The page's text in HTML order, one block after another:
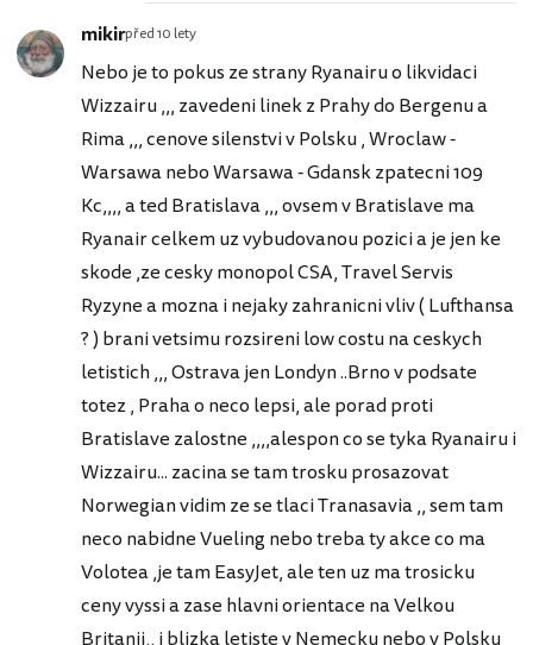
mikirpřed 10 lety
Nebo je to pokus ze strany Ryanairu o likvidaci
Wizzairu ,,, zavedeni linek z Prahy do Bergenu a
Rima ,,, cenove silenstvi v Polsku , Wroclaw -
Warsawa nebo Warsawa - Gdansk zpatecni 109
Kc,,,, a ted Bratislava ,,, ovsem v Bratislave ma
Ryanair celkem uz vybudovanou pozici a je jen ke
skode ,ze cesky monopol CSA, Travel Servis
Ryzyne a mozna i nejaky zahranicni vliv ( Lufthansa
? ) brani vetsimu rozsireni low costu na ceskych
letistich ,,, Ostrava jen Londyn ..Brno v podsate
totez , Praha o neco lepsi, ale porad proti
Bratislave zalostne ,,,,alespon co se tyka Ryanairu i
Wizzairu... zacina se tam trosku prosazovat
Norwegian vidim ze se tlaci Tranasavia ,, sem tam
neco nabidne Vueling nebo treba ty akce co ma
Volotea ,je tam EasyJet, ale ten uz ma trosicku
ceny vyssi a zase hlavni orientace na Velkou
Britanii,, i blizka letiste v Nemecku nebo v Polsku